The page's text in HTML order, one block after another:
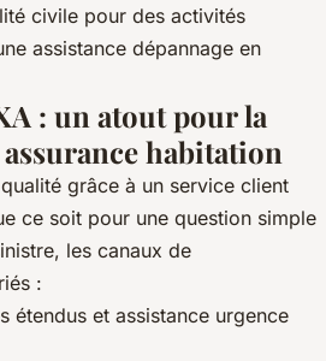
civile pour des activités
assistance dépannage en
: un atout pour la
habitation
grâce à un service client
ce soit pour une question simple
les canaux de
:
étendus et assistance urgence